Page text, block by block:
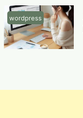
wordpress